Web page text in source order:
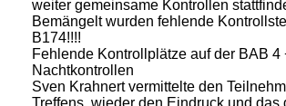
weiter gemeinsame Kontrollen
Bemängelt wurden fehlende
B174!!!!
Fehlende Kontrollplätze auf der BAB 4
Nachtkontrollen
Sven Krahnert vermittelte den
Treffens, wieder den Eindruck und das